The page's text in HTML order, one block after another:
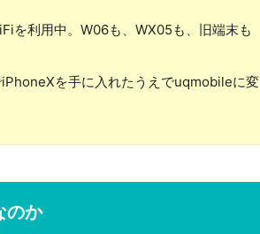
を利用中。W06も、WX05も、旧端末も
を手に入れたうえでuqmobileに変
のか